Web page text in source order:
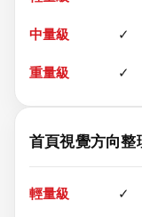
✓
✓
首頁視覺方向整
✓